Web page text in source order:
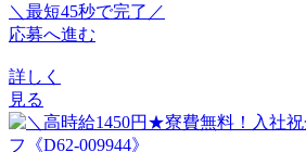
＼最短45秒で完了／
応募へ進む
詳しく
見る